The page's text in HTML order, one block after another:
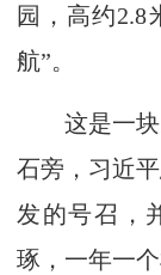
园，高约2.8
航”。
这是一块
石旁，习近
发的号召，
琢，一年一